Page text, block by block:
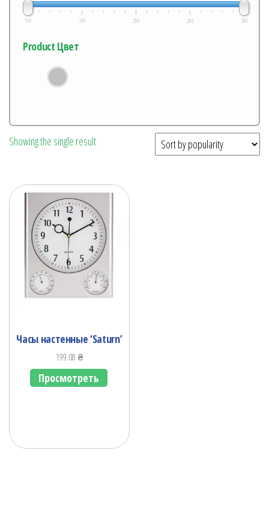
199 199 200 200 200
Product Цвет
Showing the single result
Часы настенные ‘Saturn’
199.08 ₴
Просмотреть